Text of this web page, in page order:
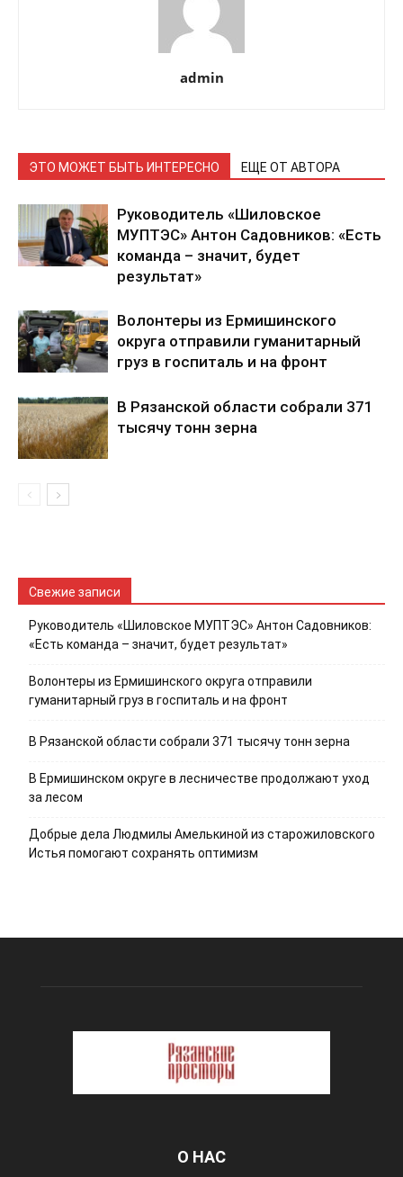
admin
ЭТО МОЖЕТ БЫТЬ ИНТЕРЕСНО ЕЩЕ ОТ АВТОРА
Руководитель «Шиловское
МУПТЭС» Антон Садовников: «Есть
команда – значит, будет
результат»
Волонтеры из Ермишинского
округа отправили гуманитарный
груз в госпиталь и на фронт
В Рязанской области собрали 371
тысячу тонн зерна
Свежие записи
Руководитель «Шиловское МУПТЭС» Антон Садовников:
«Есть команда – значит, будет результат»
Волонтеры из Ермишинского округа отправили
гуманитарный груз в госпиталь и на фронт
В Рязанской области собрали 371 тысячу тонн зерна
В Ермишинском округе в лесничестве продолжают уход
за лесом
Добрые дела Людмилы Амелькиной из старожиловского
Истья помогают сохранять оптимизм
О НАС